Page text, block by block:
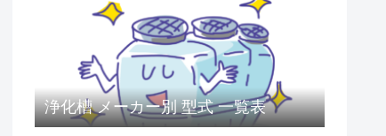
浄化槽 メーカー別 型式 一覧表